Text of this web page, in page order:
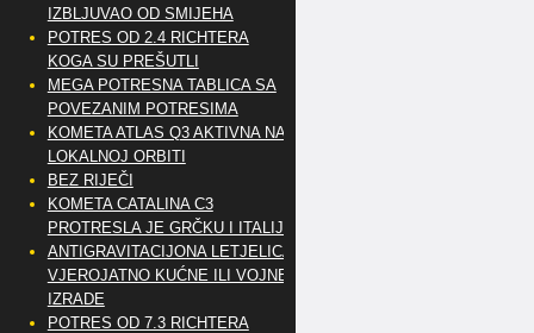
IZBLJUVAO OD SMIJEHA
POTRES OD 2.4 RICHTERA
KOGA SU PREŠUTLI
MEGA POTRESNA TABLICA SA
POVEZANIM POTRESIMA
KOMETA ATLAS Q3 AKTIVNA NA
LOKALNOJ ORBITI
BEZ RIJEČI
KOMETA CATALINA C3
PROTRESLA JE GRČKU I ITALIJU
ANTIGRAVITACIJONA LETJELICA
VJEROJATNO KUĆNE ILI VOJNE
IZRADE
POTRES OD 7.3 RICHTERA